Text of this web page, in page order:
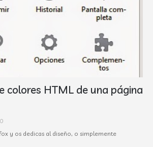
colores HTML de una página
y os dedicas al diseño, o simplemente